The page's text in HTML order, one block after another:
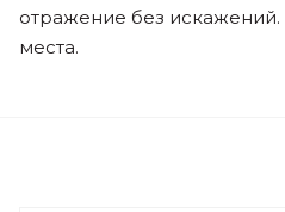
отражение без
места.